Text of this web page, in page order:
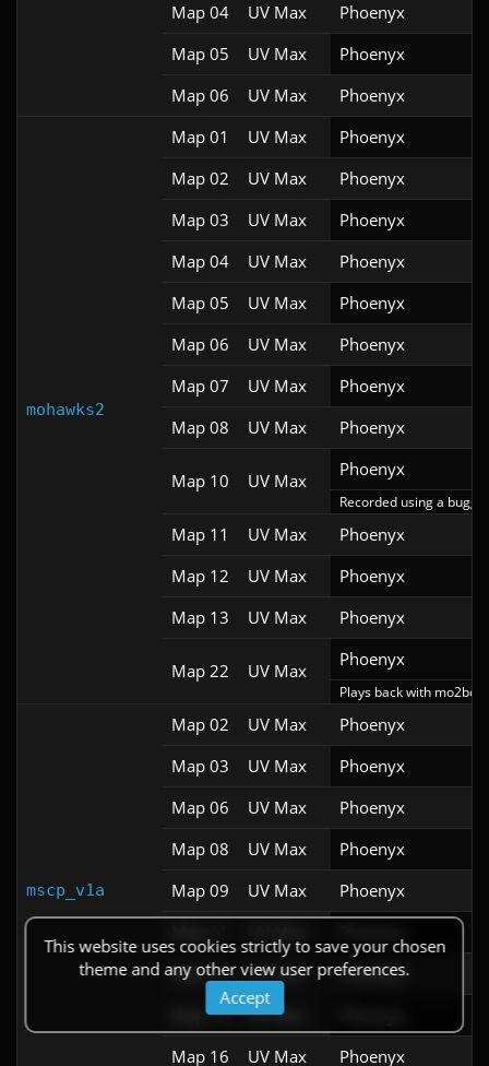
Map 04
UV Max Phoenyx
Map 05
UV Max Phoenyx
Map 06
UV Max Phoenyx
mohawks2
Map 01 UV Max Phoenyx
Map 02
UV Max Phoenyx
Map 03
UV Max Phoenyx
Map 04
UV Max Phoenyx
Map 05
UV Max Phoenyx
Map 06
UV Max Phoenyx
Map 07
UV Max Phoenyx
Map 08
UV Max Phoenyx
Map 10 UV Max
Phoenyx
Recorded using a
Map 11 UV Max Phoenyx
Map 12
UV Max Phoenyx
Map 13
UV Max Phoenyx
Map 22 UV Max
Phoenyx
Plays back with
mscp_v1a
Map 02 UV Max Phoenyx
Map 03
UV Max Phoenyx
Map 06
UV Max Phoenyx
Map 08
UV Max Phoenyx
Map 09
UV Max Phoenyx
Map 14
UV Max Phoenyx
Map 15
UV Max
Map 16
UV Max Phoenyx
This website uses cookies strictly to save your chosen
theme and any other view user preferences.
Accept